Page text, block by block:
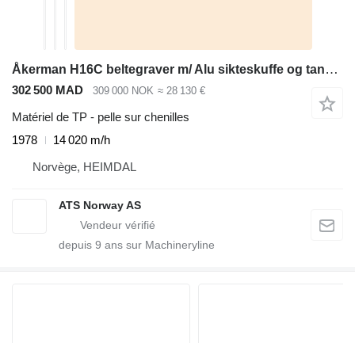
Åkerman H16C beltegraver m/ Alu sikteskuffe og tannskuffe
302 500 MAD 309 000 NOK ≈ 28 130 €
Matériel de TP - pelle sur chenilles
1978
14 020 m/h
Norvège, HEIMDAL
ATS Norway AS
depuis 9 ans sur Machineryline